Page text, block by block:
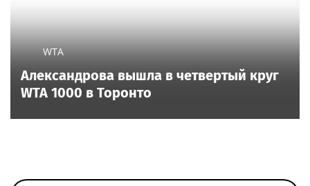
WTA
Александрова вышла в четвертый круг
WTA 1000 в Торонто